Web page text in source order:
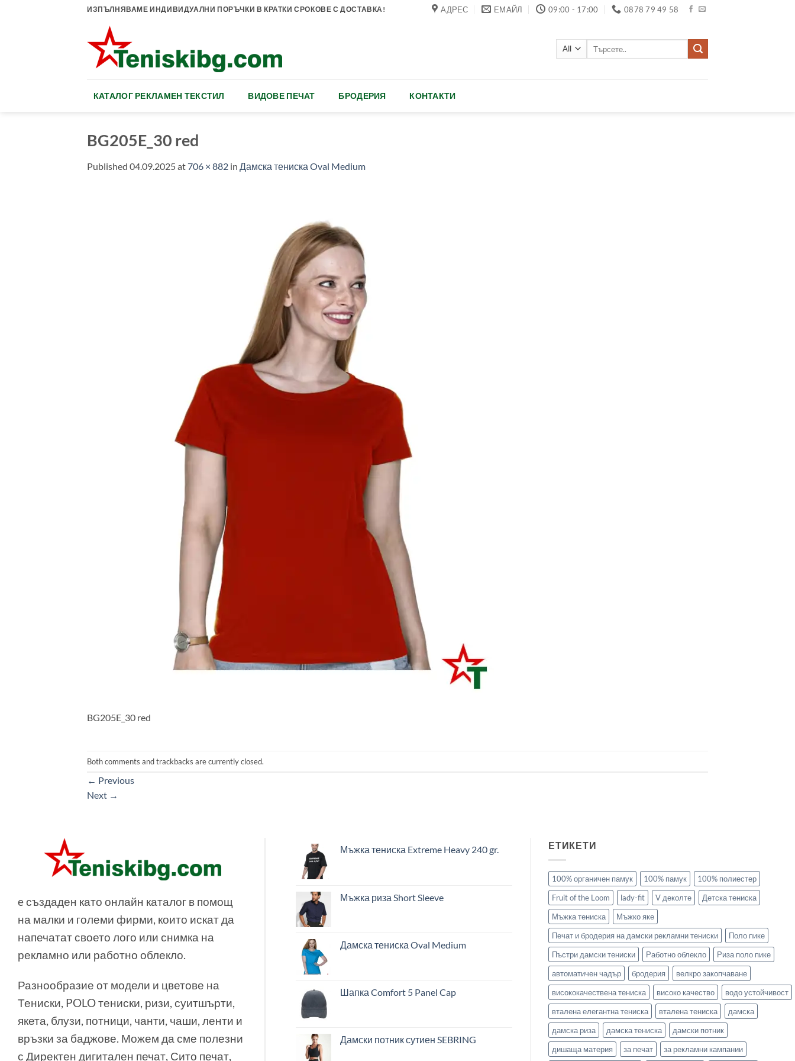
ИЗПЪЛНЯВАМЕ ИНДИВИДУАЛНИ ПОРЪЧКИ В КРАТКИ СРОКОВЕ С ДОСТАВКА! АДРЕС ЕМАЙЛ 09:00 - 17:00 0878 79 49 58
КАТАЛОГ РЕКЛАМЕН ТЕКСТИЛ ВИДОВЕ ПЕЧАТ БРОДЕРИЯ КОНТАКТИ
BG205E_30 red
Published 04.09.2025at706 × 882 in Дамска тениска Oval Medium
BG205E_30 red
Both comments and trackbacks are currently closed.
← Previous
Next →
e създаден като онлайн каталог в помощ
на малки и големи фирми, които искат да
напечатат своето лого или снимка на
рекламно или работно облекло.
Разнообразие от модели и цветове на
Тениски, POLO тениски, ризи, суитшърти,
якета, блузи, потници, чанти, чаши, ленти и
връзки за баджове. Можем да сме полезни
с Директен дигитален печат, Сито печат,
Мъжка тениска Extreme Heavy 240 gr.
Мъжка риза Short Sleeve
Дамска тениска Oval Medium
Шапка Comfort 5 Panel Cap
Дамски потник сутиен SEBRING
ЕТИКЕТИ
100% органичен памук 100% памук
100% полиестер
Fruit of the Loom
lady-fit V деколте
Детска тениска
Мъжка тениска
Мъжко яке
Печат и бродерия на дамски рекламни тениски
Поло пике
Пъстри дамски тениски
Работно облекло
Риза поло пике
автоматичен чадър
бродерия
велкро закопчаване
висококачествена тениска
високо качество
водо устойчивост
вталена елегантна тениска
вталена тениска
дамска
дамска риза
дамска тениска
дамски потник
дишаща материя
за печат за рекламни кампании